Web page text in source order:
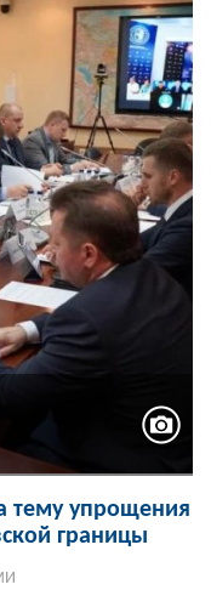
тему упрощения
границы